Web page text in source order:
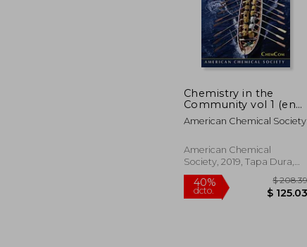
45%
Chemistry in the
Community vol 1 (en
Inglés)
American Chemical Society
American Chemical
Society, 2019, Tapa Dura,
Nuevo